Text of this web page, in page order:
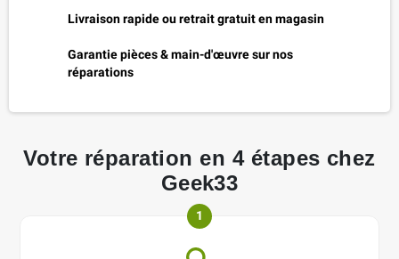
Livraison rapide ou retrait gratuit en magasin
Garantie pièces & main-d'œuvre sur nos
réparations
Votre réparation en 4 étapes chez
Geek33
1